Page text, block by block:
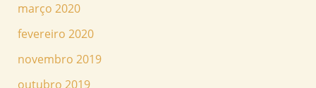
março 2020
fevereiro 2020
novembro 2019
outubro 2019